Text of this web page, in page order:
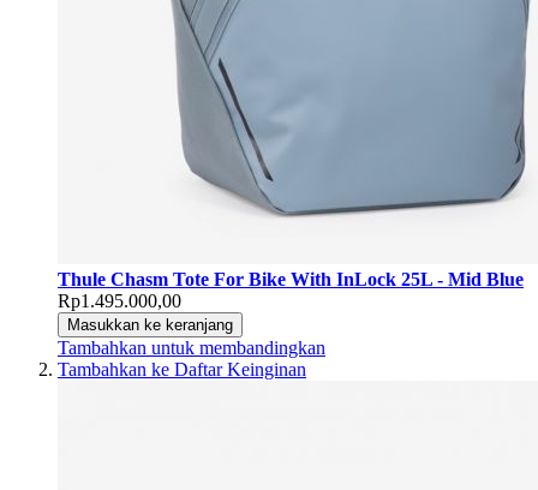
Thule Chasm Tote For Bike With InLock 25L - Mid Blue
Rp1.495.000,00
Masukkan ke keranjang
Tambahkan untuk membandingkan
Tambahkan ke Daftar Keinginan